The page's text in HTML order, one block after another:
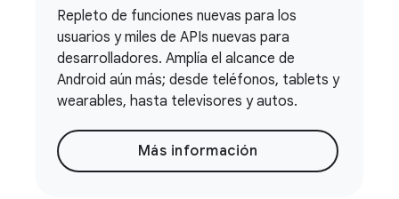
Repleto de funciones nuevas para los
usuarios y miles de APIs nuevas para
desarrolladores. Amplía el alcance de
Android aún más; desde teléfonos, tablets y
wearables, hasta televisores y autos.
Más información